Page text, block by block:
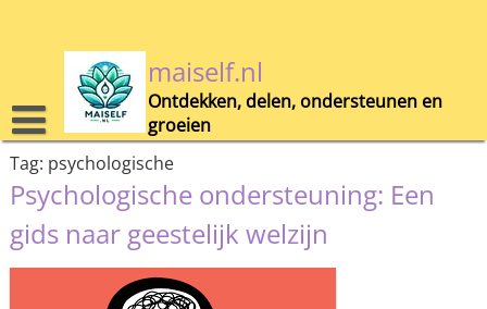
maiself.nl
Ontdekken, delen, ondersteunen en
groeien
Tag: psychologische
Psychologische ondersteuning: Een
gids naar geestelijk welzijn